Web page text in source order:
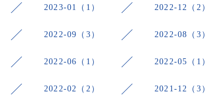
2023-01（1） 2022-12（2
2022-09（3） 2022-08（3
2022-06（1） 2022-05（1
2022-02（2） 2021-12（3